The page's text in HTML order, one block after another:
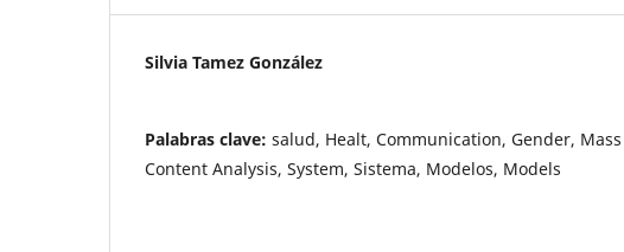
Silvia Tamez González
Palabras clave: salud, Healt, Communication, Gender,
Content Analysis, System, Sistema, Modelos, Models